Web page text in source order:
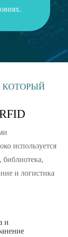
КОТОРЫЙ
используется
библиотека,
и логистика
и